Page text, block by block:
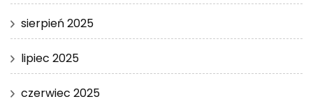
sierpień 2025
lipiec 2025
czerwiec 2025